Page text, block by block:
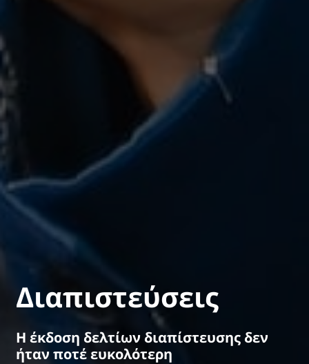
Διαπιστεύσεις
Η έκδοση δελτίων διαπίστευσης δεν
ήταν ποτέ ευκολότερη